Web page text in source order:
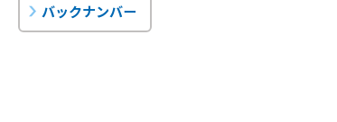
バックナンバー